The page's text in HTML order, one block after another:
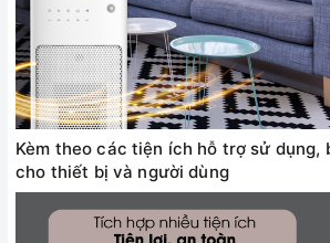
Kèm theo các tiện ích hỗ trợ sử dụng,
cho thiết bị và người dùng